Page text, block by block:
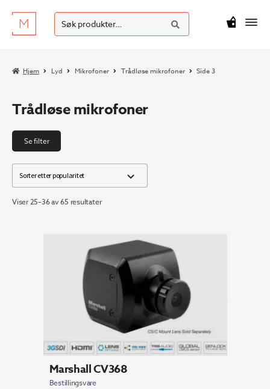
Hopp
til
Hopp
til
Søk
etter:
SØK
kr0
Hjem Lyd Mikrofoner Trådløse mikrofoner Side 3
Trådløse mikrofoner
Se filter
Viser 25–36 av 65 resultaterSortert
Marshall CV368
Bestillingsvare